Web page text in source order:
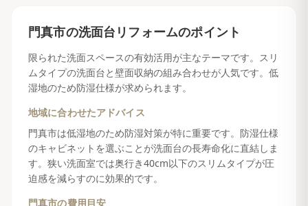
門真市の洗面台リフォームのポイント
限られた洗面スペースの有効活用が主なテーマです。スリ
ムタイプの洗面台と壁面収納の組み合わせが人気です。低
湿地のため防湿仕様が求められます。
地域に合わせたアドバイス
門真市は低湿地のため防湿対策が特に重要です。防湿仕様
のキャビネットを選ぶことが洗面台の長寿命化に直結しま
す。狭い洗面室では奥行き40cm以下のスリムタイプが圧
迫感を減らすのに効果的です。
門真市の費用目安